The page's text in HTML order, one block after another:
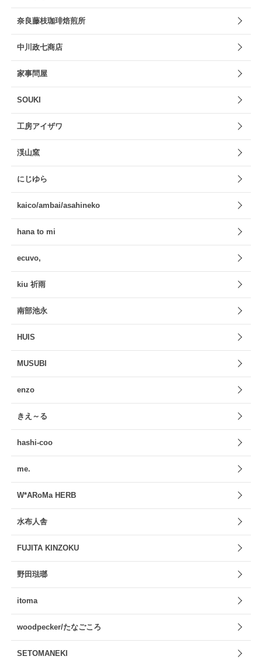
奈良藤枝珈琲焙煎所
中川政七商店
家事問屋
SOUKI
工房アイザワ
渓山窯
にじゆら
kaico/ambai/asahineko
hana to mi
ecuvo,
kiu 祈雨
南部池永
HUIS
MUSUBI
enzo
きえ～る
hashi-coo
me.
W*ARoMa HERB
水布人舎
FUJITA KINZOKU
野田琺瑯
itoma
woodpecker/たなごころ
SETOMANEKI